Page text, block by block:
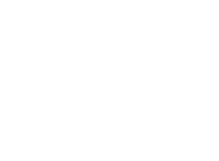
Facebooku
na LinkedIn